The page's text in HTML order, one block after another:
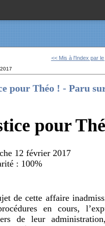
<< Mis à l'Index par le
pour Théo ! - Paru
pour
12 février 2017
: 100%
de cette affaire
en cours,
de leur